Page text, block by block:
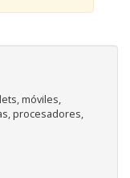
móviles,
procesadores,